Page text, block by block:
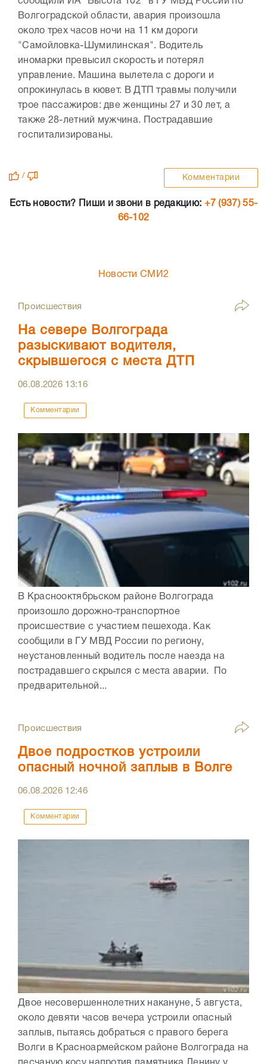
Волгоградской области, авария произошла
около трех часов ночи на 11 км дороги
"Самойловка-Шумилинская". Водитель
иномарки превысил скорость и потерял
управление. Машина вылетела с дороги и
опрокинулась в кювет. В ДТП травмы получили
трое пассажиров: две женщины 27 и 30 лет, а
также 28-летний мужчина. Пострадавшие
госпитализированы.
/ Комментарии
Есть новости? Пиши и звони в редакцию: +7 (937) 55-
66-102
Новости СМИ2
Происшествия
На севере Волгограда
разыскивают водителя,
скрывшегося с места ДТП
06.08.2026 13:16
Комментарии
В Краснооктябрьском районе Волгограда
произошло дорожно-транспортное
происшествие с участием пешехода. Как
сообщили в ГУ МВД России по региону,
неустановленный водитель после наезда на
пострадавшего скрылся с места аварии. По
предварительной...
Происшествия
Двое подростков устроили
опасный ночной заплыв в Волге
06.08.2026 12:46
Комментарии
Двое несовершеннолетних накануне, 5 августа,
около девяти часов вечера устроили опасный
заплыв, пытаясь добраться с правого берега
Волги в Красноармейском районе Волгограда на